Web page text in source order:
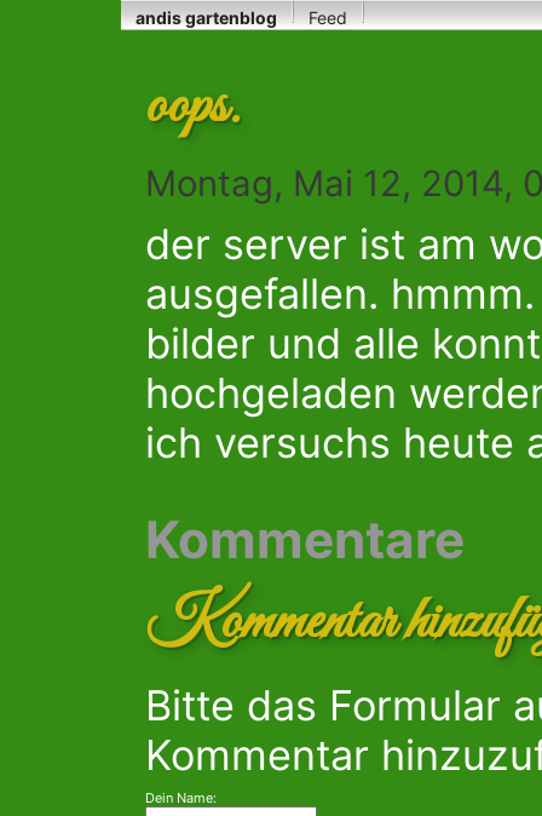
andis gartenblog Feed
oops.
Montag, Mai 12, 2014,
der server ist am
ausgefallen.
bilder und alle
hochgeladen
ich versuchs heute
Kommentare
Kommentar
Bitte das Formular
Kommentar
Dein Name: